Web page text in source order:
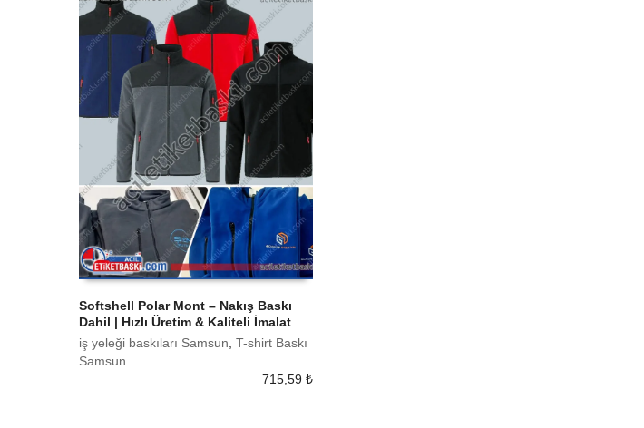
Softshell Polar Mont – Nakış Baskı
Dahil | Hızlı Üretim & Kaliteli İmalat
iş yeleği baskıları Samsun, T-shirt Baskı
Samsun
715,59 ₺